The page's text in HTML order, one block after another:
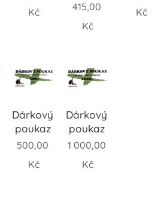
Kč
415,00
Kč
Kč
Dárkový
poukaz
500,00
Kč
Dárkový
poukaz
1 000,00
Kč